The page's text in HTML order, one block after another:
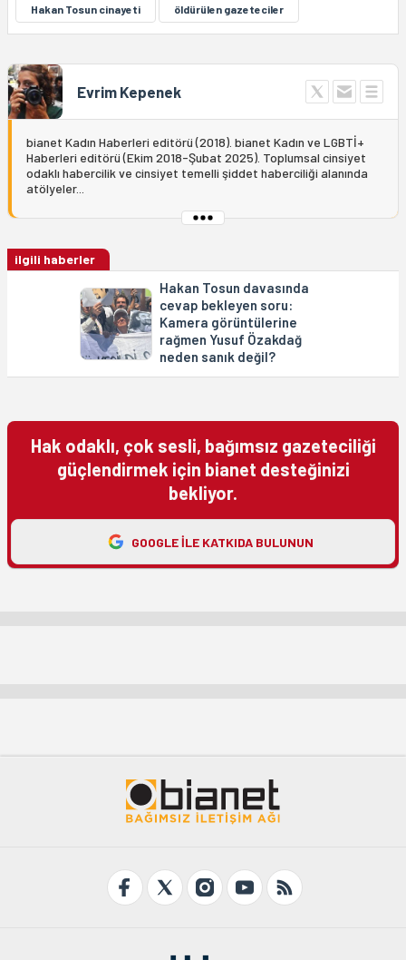
Hakan Tosun cinayeti öldürülen gazeteciler
Evrim Kepenek
bianet Kadın Haberleri editörü (2018). bianet Kadın ve LGBTİ+
Haberleri editörü (Ekim 2018-Şubat 2025). Toplumsal cinsiyet
odaklı habercilik ve cinsiyet temelli şiddet haberciliği alanında
atölyeler...
ilgili haberler
Hakan Tosun davasında
cevap bekleyen soru:
Kamera görüntülerine
rağmen Yusuf Özakdağ
neden sanık değil?
Hak odaklı, çok sesli, bağımsız gazeteciliği
güçlendirmek için bianet desteğinizi
bekliyor.
GOOGLE ILE KATKIDA BULUNUN